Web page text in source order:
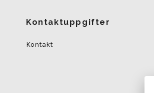
Kontaktuppgifter
Kontakt